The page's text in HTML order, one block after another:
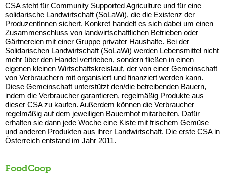
CSA steht für Community Supported Agriculture und für eine
solidarische Landwirtschaft (SoLaWi), die die Existenz der
ProduzentInnen sichert. Konkret handelt es sich dabei um einen
Zusammenschluss von landwirtschaftlichen Betrieben oder
Gärtnereien mit einer Gruppe privater Haushalte. Bei der
Solidarischen Landwirtschaft (SoLaWi) werden Lebensmittel nicht
mehr über den Handel vertrieben, sondern fließen in einen
eigenen kleinen Wirtschaftskreislauf, der von einer Gemeinschaft
von Verbrauchern mit organisiert und finanziert werden kann.
Diese Gemeinschaft unterstützt den/die betreibenden Bauern,
indem die Verbraucher garantieren, regelmäßig Produkte aus
dieser CSA zu kaufen. Außerdem können die Verbraucher
regelmäßig auf dem jeweiligen Bauernhof mitarbeiten. Dafür
erhalten sie dann jede Woche eine Kiste mit frischem Gemüse
und anderen Produkten aus ihrer Landwirtschaft. Die erste CSA in
Österreich entstand im Jahr 2011.
FoodCoop